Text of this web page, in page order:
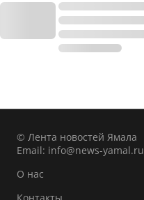
© Лента новостей Ямала
Email: info@news-yamal.ru
О нас